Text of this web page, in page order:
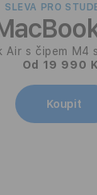
SLEVA PRO
Air s čipem M4
Od 19 990
Koupit